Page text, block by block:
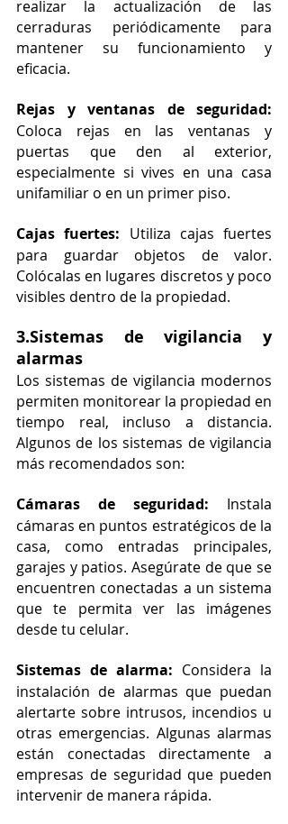
realizar la actualización de las
cerraduras periódicamente para
mantener su funcionamiento y
eficacia.
Coloca rejas en las ventanas y
puertas que den al exterior,
especialmente si vives en una casa
unifamiliar o en un primer piso.
Cajas fuertes: Utiliza cajas fuertes
para guardar objetos de valor.
Colócalas en lugares discretos y poco
visibles dentro de la propiedad.
3.Sistemas de vigilancia y
alarmas
Los sistemas de vigilancia modernos
permiten monitorear la propiedad en
tiempo real, incluso a distancia.
Algunos de los sistemas de vigilancia
más recomendados son:
Cámaras de seguridad: Instala
cámaras en puntos estratégicos de la
casa, como entradas principales,
garajes y patios. Asegúrate de que se
encuentren conectadas a un sistema
que te permita ver las imágenes
desde tu celular.
Sistemas de alarma: Considera la
instalación de alarmas que puedan
alertarte sobre intrusos, incendios u
otras emergencias. Algunas alarmas
están conectadas directamente a
empresas de seguridad que pueden
intervenir de manera rápida.